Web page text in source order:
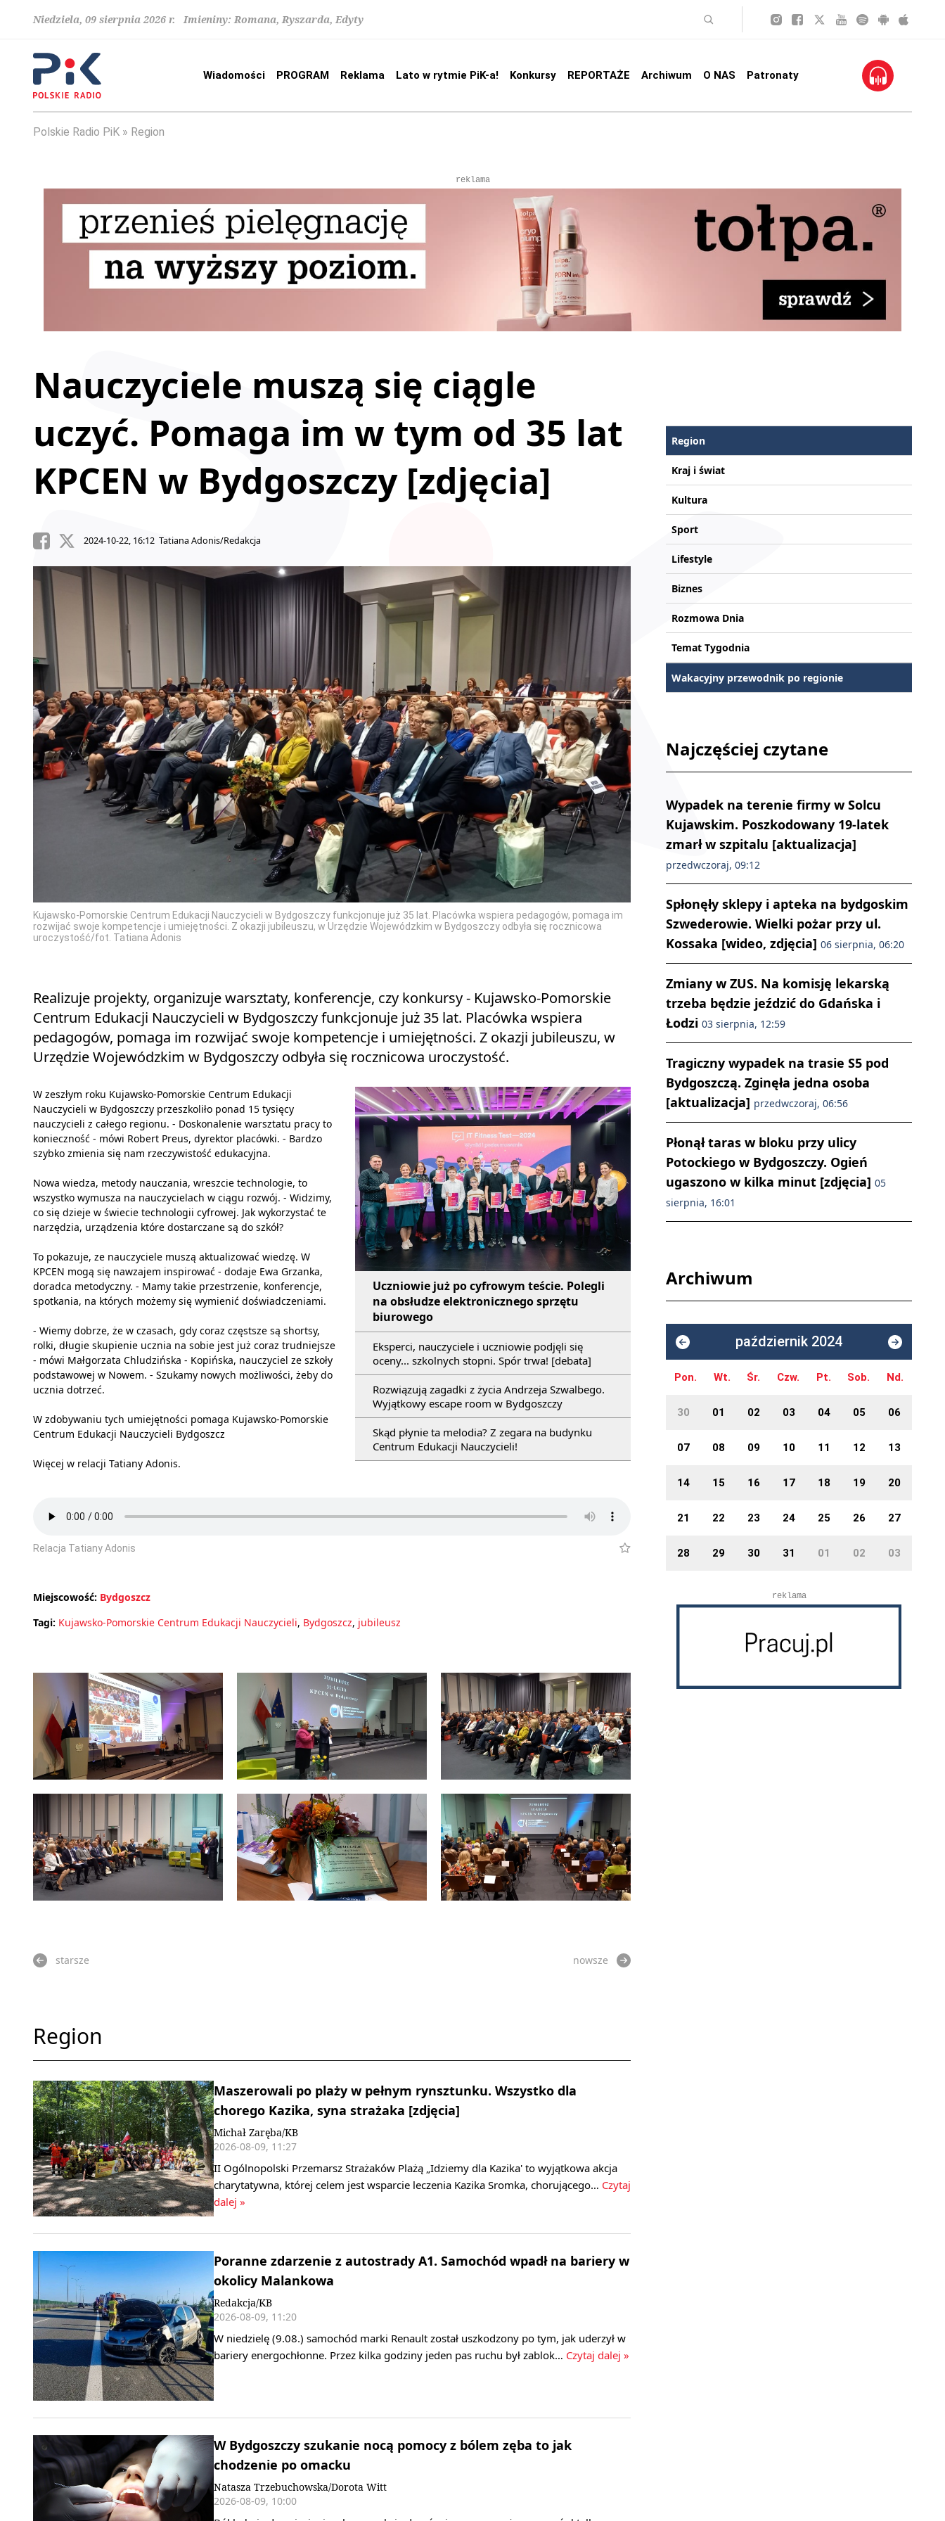
Niedziela, 09 sierpnia 2026 r. Imieniny: Romana, Ryszarda, Edyty
Wiadomości PROGRAM Reklama Lato w rytmie PiK-a! Konkursy REPORTAŻE Archiwum O NAS Patronaty
Polskie Radio PiK Region
reklama
Nauczyciele muszą się ciągle
uczyć. Pomaga im w tym od 35 lat
KPCEN w Bydgoszczy [zdjęcia]
2024-10-22, 16:12 Tatiana Adonis/Redakcja
Kujawsko-Pomorskie Centrum Edukacji Nauczycieli w Bydgoszczy funkcjonuje już 35 lat. Placówka wspiera pedagogów, pomaga im
rozwijać swoje kompetencje i umiejętności. Z okazji jubileuszu, w Urzędzie Wojewódzkim w Bydgoszczy odbyła się rocznicowa
uroczystość/fot. Tatiana Adonis
Realizuje projekty, organizuje warsztaty, konferencje, czy konkursy - Kujawsko-Pomorskie
Centrum Edukacji Nauczycieli w Bydgoszczy funkcjonuje już 35 lat. Placówka wspiera
pedagogów, pomaga im rozwijać swoje kompetencje i umiejętności. Z okazji jubileuszu, w
Urzędzie Wojewódzkim w Bydgoszczy odbyła się rocznicowa uroczystość.
Uczniowie już po cyfrowym teście. Polegli
na obsłudze elektronicznego sprzętu
biurowego
Eksperci, nauczyciele i uczniowie podjęli się
oceny... szkolnych stopni. Spór trwa! [debata]
Rozwiązują zagadki z życia Andrzeja Szwalbego.
Wyjątkowy escape room w Bydgoszczy
Skąd płynie ta melodia? Z zegara na budynku
Centrum Edukacji Nauczycieli!
W zeszłym roku Kujawsko-Pomorskie Centrum Edukacji
Nauczycieli w Bydgoszczy przeszkoliło ponad 15 tysięcy
nauczycieli z całego regionu. - Doskonalenie warsztatu pracy to
konieczność - mówi Robert Preus, dyrektor placówki. - Bardzo
szybko zmienia się nam rzeczywistość edukacyjna.
Nowa wiedza, metody nauczania, wreszcie technologie, to
wszystko wymusza na nauczycielach w ciągu rozwój. - Widzimy,
co się dzieje w świecie technologii cyfrowej. Jak wykorzystać te
narzędzia, urządzenia które dostarczane są do szkół?
To pokazuje, ze nauczyciele muszą aktualizować wiedzę. W
KPCEN mogą się nawzajem inspirować - dodaje Ewa Grzanka,
doradca metodyczny. - Mamy takie przestrzenie, konferencje,
spotkania, na których możemy się wymienić doświadczeniami.
- Wiemy dobrze, że w czasach, gdy coraz częstsze są shortsy,
rolki, długie skupienie ucznia na sobie jest już coraz trudniejsze
- mówi Małgorzata Chludzińska - Kopińska, nauczyciel ze szkoły
podstawowej w Nowem. - Szukamy nowych możliwości, żeby do
ucznia dotrzeć.
W zdobywaniu tych umiejętności pomaga Kujawsko-Pomorskie
Centrum Edukacji Nauczycieli Bydgoszcz
Więcej w relacji Tatiany Adonis.
Relacja Tatiany Adonis
Miejscowość: Bydgoszcz
Tagi: Kujawsko-Pomorskie Centrum Edukacji Nauczycieli, Bydgoszcz, jubileusz
starsze nowsze
Region
Maszerowali po plaży w pełnym rynsztunku. Wszystko dla
chorego Kazika, syna strażaka [zdjęcia]
Michał Zaręba/KB
2026-08-09, 11:27
II Ogólnopolski Przemarsz Strażaków Plażą „Idziemy dla Kazika' to wyjątkowa akcja
charytatywna, której celem jest wsparcie leczenia Kazika Sromka, chorującego… Czytaj
dalej »
Poranne zdarzenie z autostrady A1. Samochód wpadł na bariery w
okolicy Malankowa
Redakcja/KB
2026-08-09, 11:20
W niedzielę (9.08.) samochód marki Renault został uszkodzony po tym, jak uderzył w
bariery energochłonne. Przez kilka godziny jeden pas ruchu był zablok… Czytaj dalej »
W Bydgoszczy szukanie nocą pomocy z bólem zęba to jak
chodzenie po omacku
Natasza Trzebuchowska/Dorota Witt
2026-08-09, 10:00
Region
Kraj i świat
Kultura
Sport
Lifestyle
Biznes
Rozmowa Dnia
Temat Tygodnia
Wakacyjny przewodnik po regionie
Najczęściej czytane
Wypadek na terenie firmy w Solcu
Kujawskim. Poszkodowany 19-latek
zmarł w szpitalu [aktualizacja]
przedwczoraj, 09:12
Spłonęły sklepy i apteka na bydgoskim
Szwederowie. Wielki pożar przy ul.
Kossaka [wideo, zdjęcia] 06 sierpnia, 06:20
Zmiany w ZUS. Na komisję lekarską
trzeba będzie jeździć do Gdańska i
Łodzi 03 sierpnia, 12:59
Tragiczny wypadek na trasie S5 pod
Bydgoszczą. Zginęła jedna osoba
[aktualizacja] przedwczoraj, 06:56
Płonął taras w bloku przy ulicy
Potockiego w Bydgoszczy. Ogień
ugaszono w kilka minut [zdjęcia] 05
sierpnia, 16:01
Archiwum
październik 2024
Pon. Wt. Śr. Czw. Pt. Sob. Nd.
30 01 02 03 04 05 06
07 08 09 10 11 12 13
14 15 16 17 18 19 20
21 22 23 24 25 26 27
28 29 30 31 01 02 03
reklama